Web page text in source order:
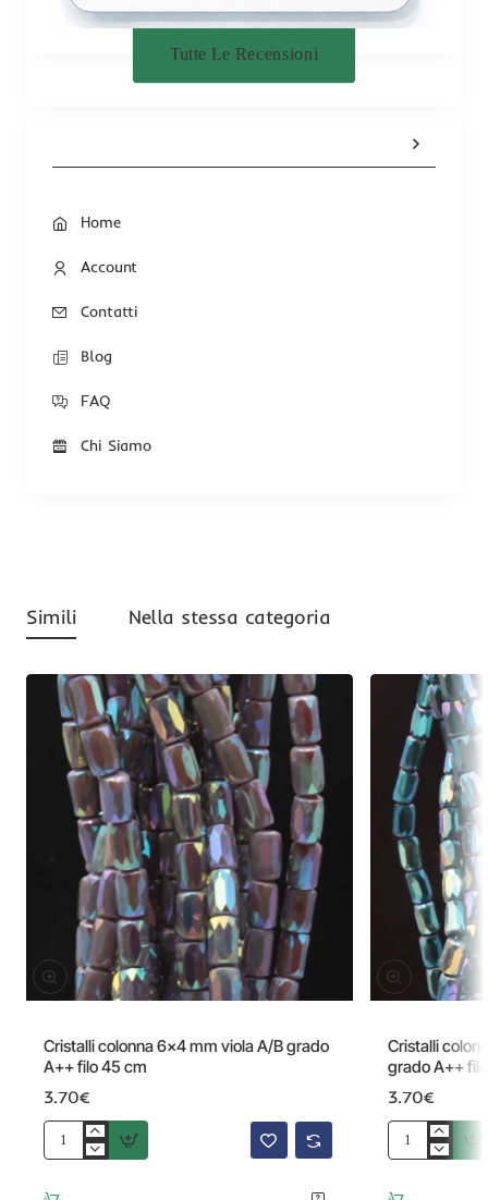
Tutte Le Recensioni
Home
Account
Contatti
Blog
FAQ
Chi Siamo
Simili Nella stessa categoria
Cristalli colonna 6x4 mm viola A/B grado
A++ filo 45 cm
3.70€
Cristalli
6x4
Cristalli
grado A++
3.70€
Cristalli
6x4